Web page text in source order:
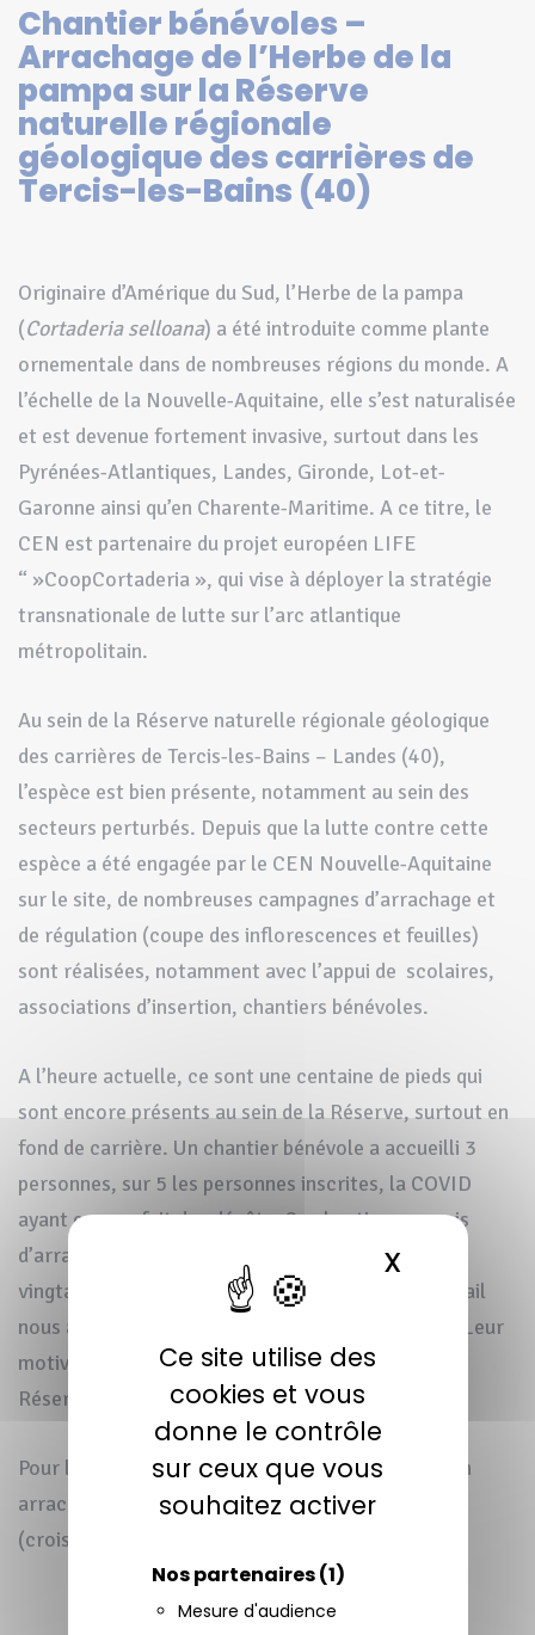
Ce site utilise des
cookies et vous
donne le contrôle
sur ceux que vous
souhaitez activer
Nos partenaires(1)
Mesure d'audience
X
Chantier bénévoles –
Arrachage de l’Herbe de la
pampa sur la Réserve
naturelle régionale
géologique des carrières de
Tercis-les-Bains (40)
Originaire d’Amérique du Sud, l’Herbe de la pampa
(Cortaderia selloana) a été introduite comme plante
ornementale dans de nombreuses régions du monde. A
l’échelle de la Nouvelle-Aquitaine, elle s’est naturalisée
et est devenue fortement invasive, surtout dans les
Pyrénées-Atlantiques, Landes, Gironde, Lot-et-
Garonne ainsi qu’en Charente-Maritime. A ce titre, le
CEN est partenaire du projet européen LIFE
“ »CoopCortaderia », qui vise à déployer la stratégie
transnationale de lutte sur l’arc atlantique
métropolitain.
Au sein de la Réserve naturelle régionale géologique
des carrières de Tercis-les-Bains – Landes (40),
l’espèce est bien présente, notamment au sein des
secteurs perturbés. Depuis que la lutte contre cette
espèce a été engagée par le CEN Nouvelle-Aquitaine
sur le site, de nombreuses campagnes d’arrachage et
de régulation (coupe des inflorescences et feuilles)
sont réalisées, notamment avec l’appui de scolaires,
associations d’insertion, chantiers bénévoles.
A l’heure actuelle, ce sont une centaine de pieds qui
sont encore présents au sein de la Réserve, surtout en
fond de carrière. Un chantier bénévole a accueilli 3
personnes, sur 5 les personnes inscrites, la COVID
ayant encore fait des dégâts. Ce chantier a permis
d’arracher 5 pieds et de couper les feuilles d’une
vingtaine de pieds. Malgré la petite équipe, le travail
nous a permis de remplir 5 bâches de rémanents. Leur
motivation a été récompensée par une visite de la
Réserve en fin de journée.
Pour l’Herbe de la pampa, la suite consistera en un
arrachage de l’ensemble des pieds pour, à terme
(croisons les doigts), en venir à bout.
PARTAGER CETTE ACTUALITÉ